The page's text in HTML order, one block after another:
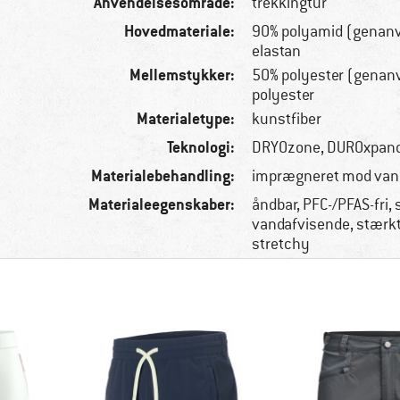
Hovedmateriale:
90% polyamid
elastan
Mellemstykker:
50% polyester
polyester
Materialetype: kunstfiber
Teknologi: DRYOzone,
Materialebehandling: imprægneret mod
Materialeegenskaber:
åndbar, PFC-/PFAS-
vandafvisende,
stretchy